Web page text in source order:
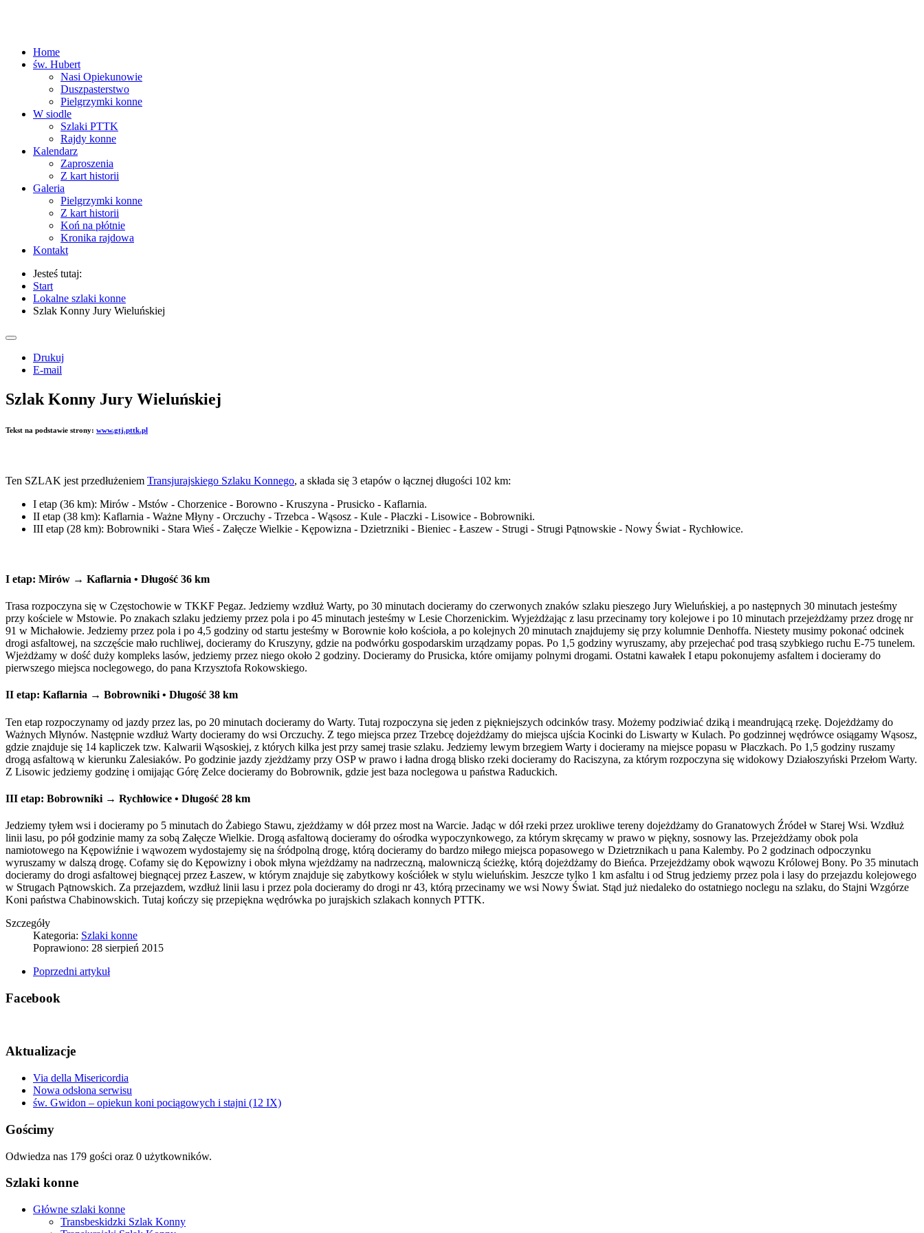
Home
św. Hubert
Nasi Opiekunowie
Duszpasterstwo
Pielgrzymki konne
W siodle
Szlaki PTTK
Rajdy konne
Kalendarz
Zaproszenia
Z kart historii
Galeria
Pielgrzymki konne
Z kart historii
Koń na płótnie
Kronika rajdowa
Kontakt
Jesteś tutaj:
Start
Lokalne szlaki konne
Szlak Konny Jury Wieluńskiej
Drukuj
E-mail
Szlak Konny Jury Wieluńskiej
Tekst na podstawie strony: www.gtj.pttk.pl
Ten SZLAK jest przedłużeniem Transjurajskiego Szlaku Konnego, a składa się 3 etapów o łącznej długości 102 km:
I etap (36 km): Mirów - Mstów - Chorzenice - Borowno - Kruszyna - Prusicko - Kaflarnia.
II etap (38 km): Kaflarnia - Ważne Młyny - Orczuchy - Trzebca - Wąsosz - Kule - Płaczki - Lisowice - Bobrowniki.
III etap (28 km): Bobrowniki - Stara Wieś - Załęcze Wielkie - Kępowizna - Dzietrzniki - Bieniec - Łaszew - Strugi - Strugi Pątnowskie - Nowy Świat - Rychłowice.
I etap: Mirów → Kaflarnia • Długość 36 km
Trasa rozpoczyna się w Częstochowie w TKKF Pegaz. Jedziemy wzdłuż Warty, po 30 minutach docieramy do czerwonych znaków szlaku pieszego Jury Wieluńskiej, a po następnych 30 minutach jesteśmy
przy kościele w Mstowie. Po znakach szlaku jedziemy przez pola i po 45 minutach jesteśmy w Lesie Chorzenickim. Wyjeżdżając z lasu przecinamy tory kolejowe i po 10 minutach przejeżdżamy przez drogę nr
91 w Michałowie. Jedziemy przez pola i po 4,5 godziny od startu jesteśmy w Borownie koło kościoła, a po kolejnych 20 minutach znajdujemy się przy kolumnie Denhoffa. Niestety musimy pokonać odcinek
drogi asfaltowej, na szczęście mało ruchliwej, docieramy do Kruszyny, gdzie na podwórku gospodarskim urządzamy popas. Po 1,5 godziny wyruszamy, aby przejechać pod trasą szybkiego ruchu E-75 tunelem.
Wjeżdżamy w dość duży kompleks lasów, jedziemy przez niego około 2 godziny. Docieramy do Prusicka, które omijamy polnymi drogami. Ostatni kawałek I etapu pokonujemy asfaltem i docieramy do
pierwszego miejsca noclegowego, do pana Krzysztofa Rokowskiego.
II etap: Kaflarnia → Bobrowniki• Długość 38 km
Ten etap rozpoczynamy od jazdy przez las, po 20 minutach docieramy do Warty. Tutaj rozpoczyna się jeden z piękniejszych odcinków trasy. Możemy podziwiać dziką i meandrującą rzekę. Dojeżdżamy do
Ważnych Młynów. Następnie wzdłuż Warty docieramy do wsi Orczuchy. Z tego miejsca przez Trzebcę dojeżdżamy do miejsca ujścia Kocinki do Liswarty w Kulach. Po godzinnej wędrówce osiągamy Wąsosz,
gdzie znajduje się 14 kapliczek tzw. Kalwarii Wąsoskiej, z których kilka jest przy samej trasie szlaku. Jedziemy lewym brzegiem Warty i docieramy na miejsce popasu w Płaczkach. Po 1,5 godziny ruszamy
drogą asfaltową w kierunku Zalesiaków. Po godzinie jazdy zjeżdżamy przy OSP w prawo i ładna drogą blisko rzeki docieramy do Raciszyna, za którym rozpoczyna się widokowy Działoszyński Przełom Warty.
Z Lisowic jedziemy godzinę i omijając Górę Zelce docieramy do Bobrownik, gdzie jest baza noclegowa u państwa Raduckich.
III etap: Bobrowniki → Rychłowice • Długość 28 km
Jedziemy tyłem wsi i docieramy po 5 minutach do Żabiego Stawu, zjeżdżamy w dół przez most na Warcie. Jadąc w dół rzeki przez urokliwe tereny dojeżdżamy do Granatowych Źródeł w Starej Wsi. Wzdłuż
linii lasu, po pół godzinie mamy za sobą Załęcze Wielkie. Drogą asfaltową docieramy do ośrodka wypoczynkowego, za którym skręcamy w prawo w piękny, sosnowy las. Przejeżdżamy obok pola
namiotowego na Kępowiźnie i wąwozem wydostajemy się na śródpolną drogę, którą docieramy do bardzo miłego miejsca popasowego w Dzietrznikach u pana Kalemby. Po 2 godzinach odpoczynku
wyruszamy w dalszą drogę. Cofamy się do Kępowizny i obok młyna wjeżdżamy na nadrzeczną, malowniczą ścieżkę, którą dojeżdżamy do Bieńca. Przejeżdżamy obok wąwozu Królowej Bony. Po 35 minutach
docieramy do drogi asfaltowej biegnącej przez Łaszew, w którym znajduje się zabytkowy kościółek w stylu wieluńskim. Jeszcze tylko 1 km asfaltu i od Strug jedziemy przez pola i lasy do przejazdu kolejowego
w Strugach Pątnowskich. Za przejazdem, wzdłuż linii lasu i przez pola docieramy do drogi nr 43, którą przecinamy we wsi Nowy Świat. Stąd już niedaleko do ostatniego noclegu na szlaku, do Stajni Wzgórze
Koni państwa Chabinowskich. Tutaj kończy się przepiękna wędrówka po jurajskich szlakach konnych PTTK.
Szczegóły
Kategoria: Szlaki konne
Poprawiono: 28 sierpień 2015
Poprzedni artykuł
Facebook
Aktualizacje
Via della Misericordia
Nowa odsłona serwisu
św. Gwidon – opiekun koni pociągowych i stajni (12 IX)
Gościmy
Odwiedza nas 179 gości oraz 0 użytkowników.
Szlaki konne
Główne szlaki konne
Transbeskidzki Szlak Konny